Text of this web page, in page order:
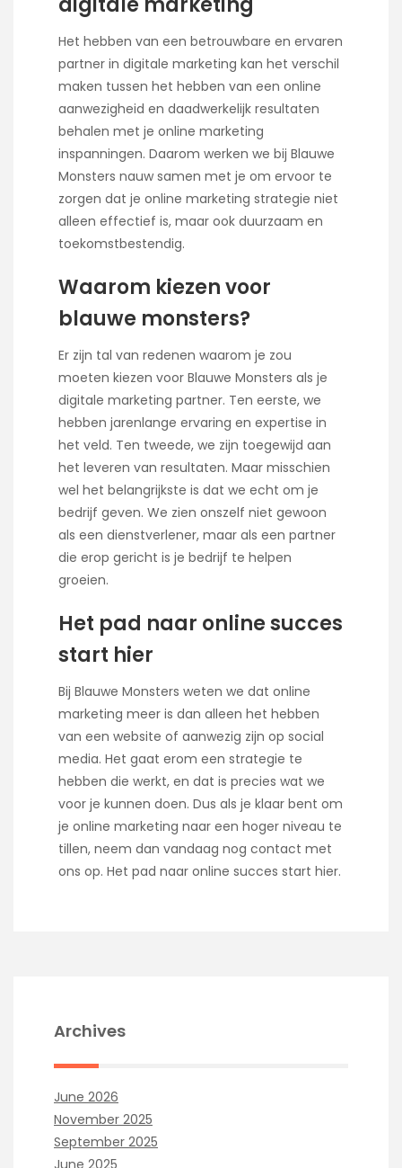
Het hebben van een betrouwbare en ervaren
partner in digitale marketing kan het verschil
maken tussen het hebben van een online
aanwezigheid en daadwerkelijk resultaten
behalen met je online marketing
inspanningen. Daarom werken we bij Blauwe
Monsters nauw samen met je om ervoor te
zorgen dat je online marketing strategie niet
alleen effectief is, maar ook duurzaam en
toekomstbestendig.
Waarom kiezen voor
blauwe monsters?
Er zijn tal van redenen waarom je zou
moeten kiezen voor Blauwe Monsters als je
digitale marketing partner. Ten eerste, we
hebben jarenlange ervaring en expertise in
het veld. Ten tweede, we zijn toegewijd aan
het leveren van resultaten. Maar misschien
wel het belangrijkste is dat we echt om je
bedrijf geven. We zien onszelf niet gewoon
als een dienstverlener, maar als een partner
die erop gericht is je bedrijf te helpen
groeien.
Het pad naar online succes
start hier
Bij Blauwe Monsters weten we dat online
marketing meer is dan alleen het hebben
van een website of aanwezig zijn op social
media. Het gaat erom een strategie te
hebben die werkt, en dat is precies wat we
voor je kunnen doen. Dus als je klaar bent om
je online marketing naar een hoger niveau te
tillen, neem dan vandaag nog contact met
ons op. Het pad naar online succes start hier.
Archives
June 2026
November 2025
September 2025
June 2025